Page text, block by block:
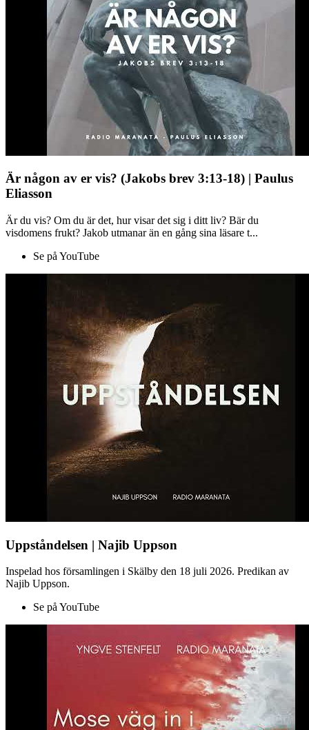
Är någon av er vis? (Jakobs brev 3:13-18) | Paulus
Eliasson
Är du vis? Om du är det, hur visar det sig i ditt liv? Bär du
visdomens frukt? Jakob utmanar än en gång sina läsare t...
Se på YouTube
Uppståndelsen | Najib Uppson
Inspelad hos församlingen i Skälby den 18 juli 2026. Predikan av
Najib Uppson.
Se på YouTube